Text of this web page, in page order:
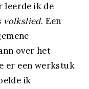
leerde ik de
volkslied. Een
over het
er een werkstuk
ik